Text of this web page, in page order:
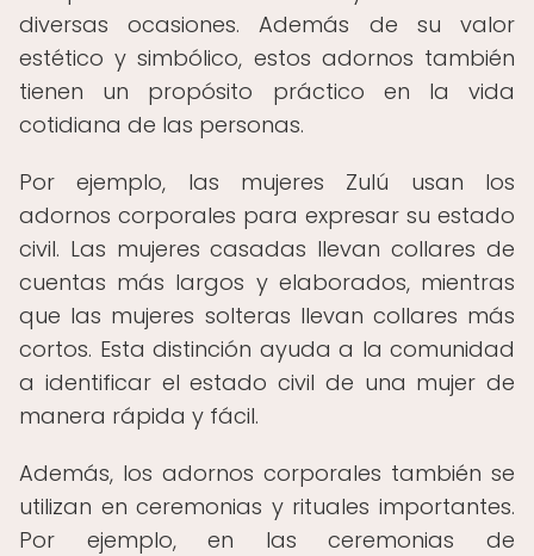
diversas ocasiones. Además de su valor
estético y simbólico, estos adornos también
tienen un propósito práctico en la vida
cotidiana de las personas.
Por ejemplo, las mujeres Zulú usan los
adornos corporales para expresar su estado
civil. Las mujeres casadas llevan collares de
cuentas más largos y elaborados, mientras
que las mujeres solteras llevan collares más
cortos. Esta distinción ayuda a la comunidad
a identificar el estado civil de una mujer de
manera rápida y fácil.
Además, los adornos corporales también se
utilizan en ceremonias y rituales importantes.
Por ejemplo, en las ceremonias de